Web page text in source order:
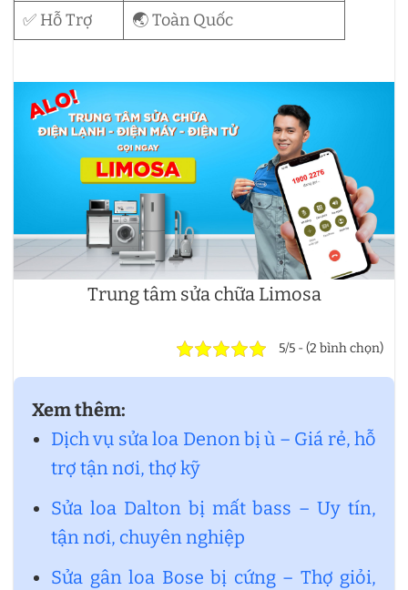
✅ Hỗ Trợ
🌏 Toàn Quốc
Trung tâm sửa chữa Limosa
5/5 - (2 bình chọn)
Xem thêm:
Dịch vụ sửa loa Denon bị ù – Giá rẻ, hỗ
trợ tận nơi, thợ kỹ
Sửa loa Dalton bị mất bass – Uy tín,
tận nơi, chuyên nghiệp
Sửa gân loa Bose bị cứng – Thợ giỏi,